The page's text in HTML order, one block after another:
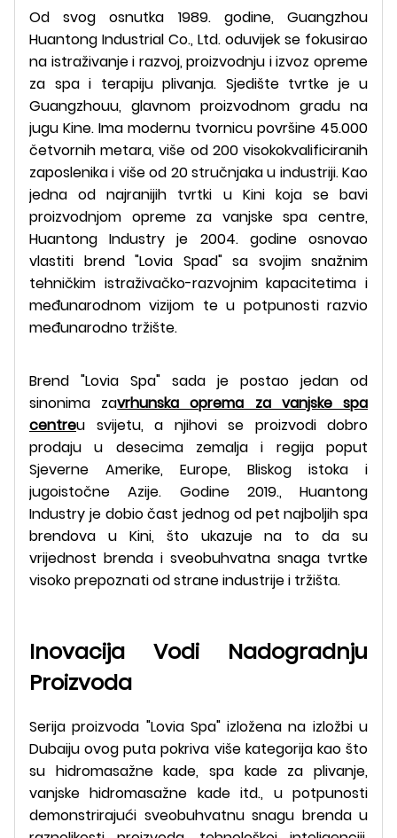
Od svog osnutka 1989. godine, Guangzhou
Huantong Industrial Co., Ltd. oduvijek se fokusirao
na istraživanje i razvoj, proizvodnju i izvoz opreme
za spa i terapiju plivanja. Sjedište tvrtke je u
Guangzhouu, glavnom proizvodnom gradu na
jugu Kine. Ima modernu tvornicu površine 45.000
četvornih metara, više od 200 visokokvalificiranih
zaposlenika i više od 20 stručnjaka u industriji. Kao
jedna od najranijih tvrtki u Kini koja se bavi
proizvodnjom opreme za vanjske spa centre,
Huantong Industry je 2004. godine osnovao
vlastiti brend "Lovia Spad" sa svojim snažnim
tehničkim istraživačko-razvojnim kapacitetima i
međunarodnom vizijom te u potpunosti razvio
međunarodno tržište.
Brend "Lovia Spa" sada je postao jedan od
sinonima zavrhunska oprema za vanjske spa
centreu svijetu, a njihovi se proizvodi dobro
prodaju u desecima zemalja i regija poput
Sjeverne Amerike, Europe, Bliskog istoka i
jugoistočne Azije. Godine 2019., Huantong
Industry je dobio čast jednog od pet najboljih spa
brendova u Kini, što ukazuje na to da su
vrijednost brenda i sveobuhvatna snaga tvrtke
visoko prepoznati od strane industrije i tržišta.
Inovacija Vodi Nadogradnju
Proizvoda
Serija proizvoda "Lovia Spa" izložena na izložbi u
Dubaiju ovog puta pokriva više kategorija kao što
su hidromasažne kade, spa kade za plivanje,
vanjske hidromasažne kade itd., u potpunosti
demonstrirajući sveobuhvatnu snagu brenda u